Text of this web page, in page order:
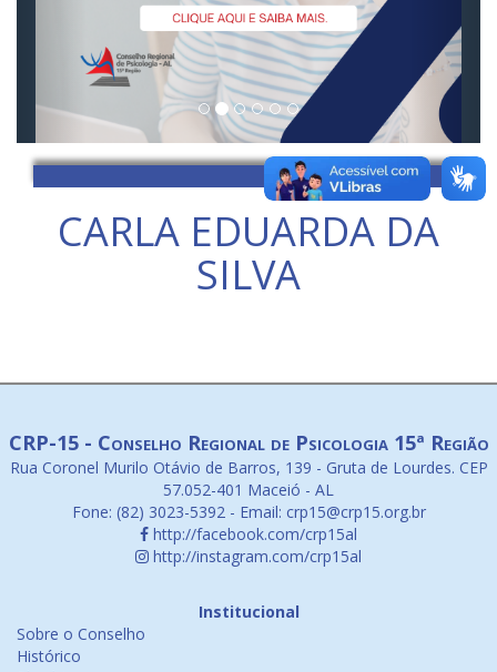
CARLA EDUARDA DA
SILVA
CRP-15 - Conselho Regional de Psicologia 15ª Região
Rua Coronel Murilo Otávio de Barros, 139 - Gruta de Lourdes. CEP
57.052-401 Maceió - AL
Fone: (82) 3023-5392 - Email: crp15@crp15.org.br
http://facebook.com/crp15al
http://instagram.com/crp15al
Institucional
Sobre o Conselho
Histórico